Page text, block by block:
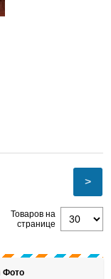
>
Товаров на
странице
Фото